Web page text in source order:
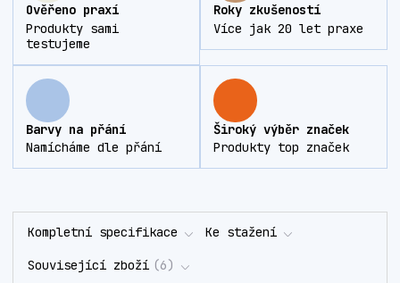
Ověřeno praxí
Produkty sami
testujeme
Roky zkušeností
Více jak 20 let praxe
Barvy na přání
Namícháme dle přání
Široký výběr značek
Produkty top značek
Kompletní specifikace Ke stažení
Související zboží 6